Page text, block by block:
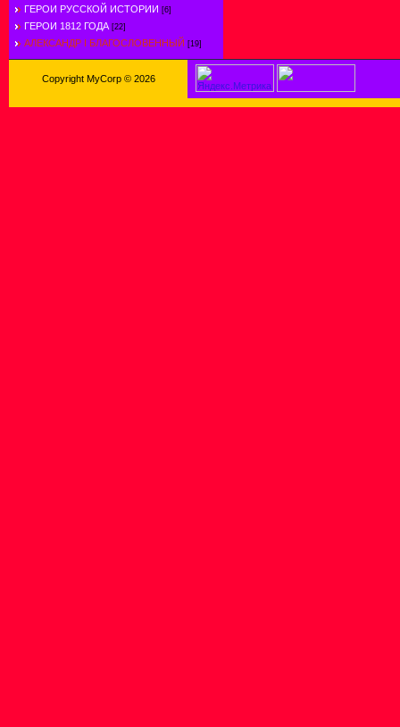
ГЕРОИ РУССКОЙ ИСТОРИИ [6]
ГЕРОИ 1812 ГОДА [22]
АЛЕКСАНДР I БЛАГОСЛОВЕННЫЙ [19]
Copyright MyCorp © 2026